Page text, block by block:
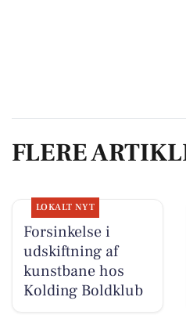
FLERE
LOKALT NYT
Forsinkelse i
udskiftning af
kunstbane hos
Kolding Boldklub